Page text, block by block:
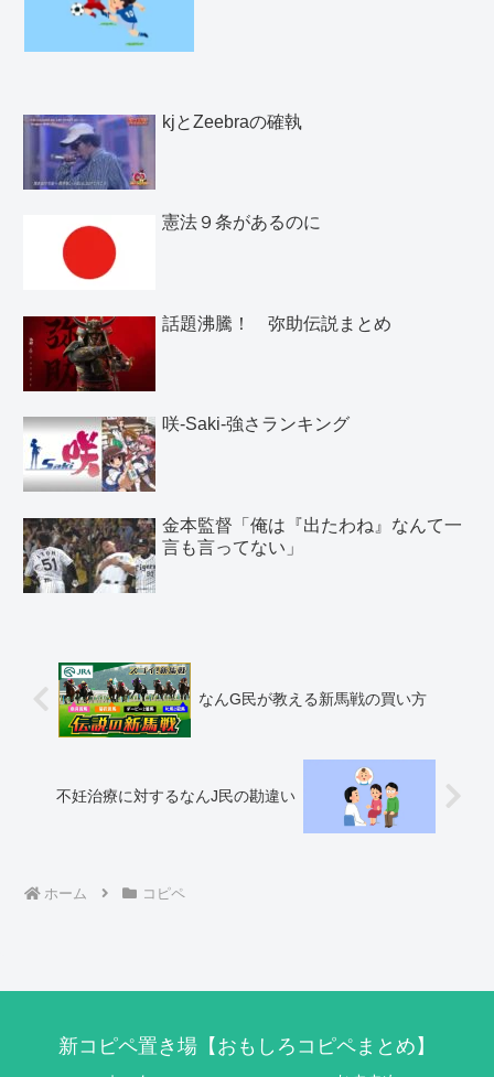
kjとZeebraの確執
憲法９条があるのに
話題沸騰！ 弥助伝説まとめ
咲-Saki-強さランキング
金本監督「俺は『出たわね』なんて一
言も言ってない」
なんG民が教える新馬戦の買い方
不妊治療に対するなんJ民の勘違い
ホーム コピペ
新コピペ置き場【おもしろコピペまとめ】